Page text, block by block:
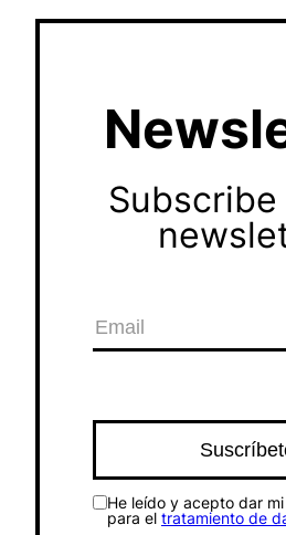
He leído y acepto dar
para el tratamiento de